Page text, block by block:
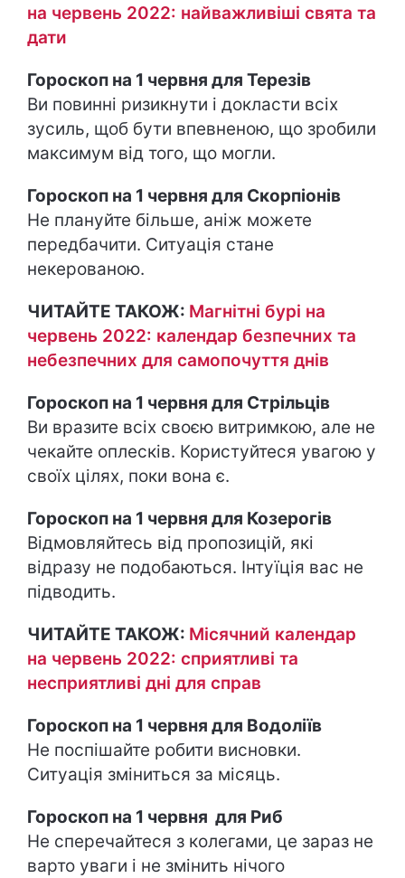
на червень 2022: найважливіші свята та
дати
Гороскоп на 1 червня для Терезів
Ви повинні ризикнути і докласти всіх
зусиль, щоб бути впевненою, що зробили
максимум від того, що могли.
Гороскоп на 1 червня для Скорпіонів
Не плануйте більше, аніж можете
передбачити. Ситуація стане
некерованою.
ЧИТАЙТЕ ТАКОЖ: Магнітні бурі на
червень 2022: календар безпечних та
небезпечних для самопочуття днів
Гороскоп на 1 червня для Стрільців
Ви вразите всіх своєю витримкою, але не
чекайте оплесків. Користуйтеся увагою у
своїх цілях, поки вона є.
Гороскоп на 1 червня для Козерогів
Відмовляйтесь від пропозицій, які
відразу не подобаються. Інтуїція вас не
підводить.
ЧИТАЙТЕ ТАКОЖ: Місячний календар
на червень 2022: сприятливі та
несприятливі дні для справ
Гороскоп на 1 червня для Водоліїв
Не поспішайте робити висновки.
Ситуація зміниться за місяць.
Гороскоп на 1 червня для Риб
Не сперечайтеся з колегами, це зараз не
варто уваги і не змінить нічого